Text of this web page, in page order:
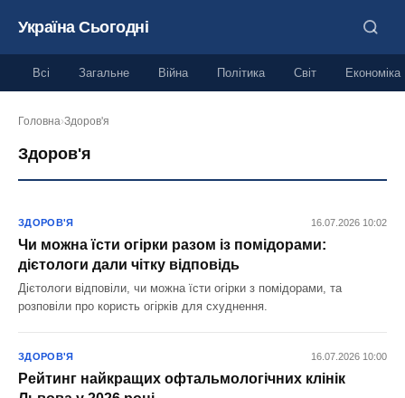
Україна Сьогодні
Всі Загальне Війна Політика Світ Економіка
Головна›Здоров'я
Здоров'я
ЗДОРОВ'Я 16.07.2026 10:02
Чи можна їсти огірки разом із помідорами:
дієтологи дали чітку відповідь
Дієтологи відповіли, чи можна їсти огірки з помідорами, та
розповіли про користь огірків для схуднення.
ЗДОРОВ'Я 16.07.2026 10:00
Рейтинг найкращих офтальмологічних клінік